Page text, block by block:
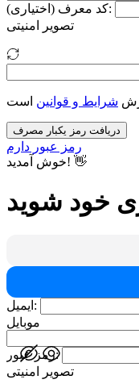
کد معرف (اختیاری):
تصویر امنیتی
شرایط و قوانین
دریافت رمز یکبار مصرف
رمز عبور دارم
خوش آمدید! 👋
خود شوید
ایمیل:
موبایل
رمز عبور:
تصویر امنیتی